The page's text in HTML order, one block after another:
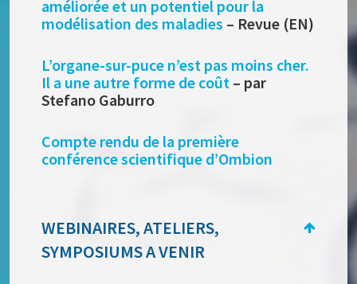
améliorée et un potentiel pour la
modélisation des maladies – Revue (EN)
L’organe-sur-puce n’est pas moins cher.
Il a une autre forme de coût – par
Stefano Gaburro
Compte rendu de la première
conférence scientifique d’Ombion
WEBINAIRES, ATELIERS,
SYMPOSIUMS A VENIR